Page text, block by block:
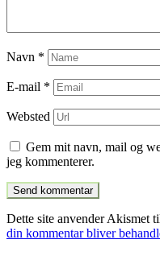
Navn *
E-mail *
Websted
Gem mit navn, mail og
jeg kommenterer.
Dette site anvender Akismet
din kommentar bliver